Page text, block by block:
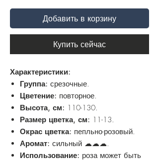
Добавить в корзину
Купить сейчас
Характеристики:
Группа: срезочные.
Цветение: повторное.
Высота, см: 110-130.
Размер цветка, см: 11-13.
Окрас цветка: пепльно-розовый.
Аромат: сильный ☁☁☁.
Использование: роза может быть